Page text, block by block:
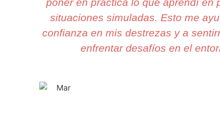
poner en práctica lo que aprendí en
situaciones simuladas. Esto me
confianza en mis destrezas y a
enfrentar desafíos en el